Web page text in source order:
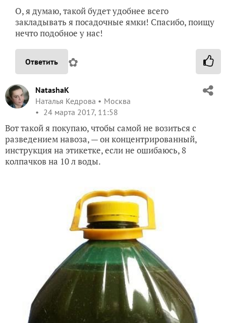
О, я думаю, такой будет удобнее всего
закладывать я посадочные ямки! Спасибо, поищу
нечто подобное у нас!
Ответить ✿
NatashaK
Наталья Кедрова
Москва
24 марта 2017, 11:58
Вот такой я покупаю, чтобы самой не возиться с
разведением навоза, — он концентрированный,
инструкция на этикетке, если не ошибаюсь, 8
колпачков на 10 л воды.